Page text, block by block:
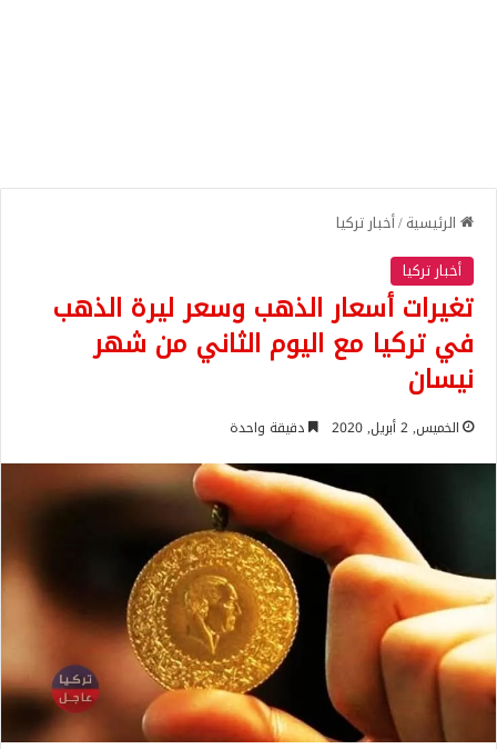
الرئيسية/أخبار تركيا
أخبار تركيا
تغيرات أسعار الذهب وسعر ليرة الذهب
في تركيا مع اليوم الثاني من شهر
نيسان
الخميس, 2 أبريل, 2020 دقيقة واحدة